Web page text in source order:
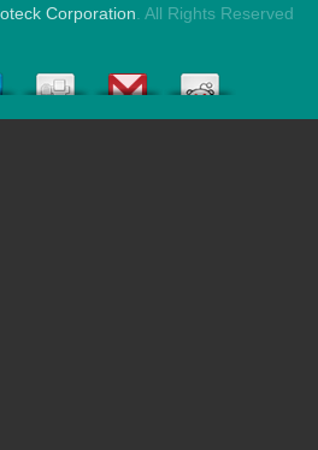
Copyright © 2026 Soteck Corporation.